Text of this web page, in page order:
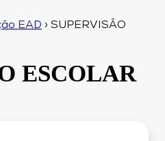
EAD › SUPERVISÃO
ESCOLAR